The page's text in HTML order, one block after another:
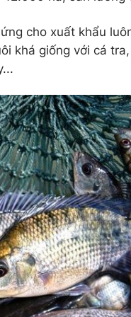
cho xuất khẩu
khá giống với cá